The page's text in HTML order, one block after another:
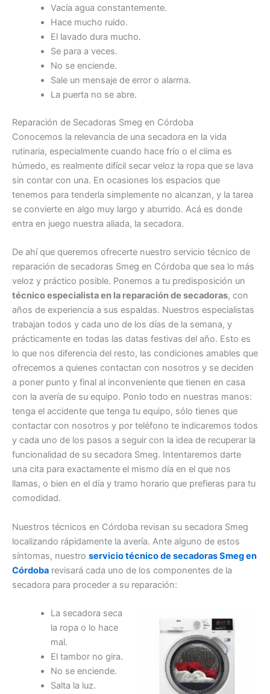
Vacía agua constantemente.
Hace mucho ruido.
El lavado dura mucho.
Se para a veces.
No se enciende.
Sale un mensaje de error o alarma.
La puerta no se abre.
Reparación de Secadoras Smeg en Córdoba
Conocemos la relevancia de una secadora en la vida
rutinaria, especialmente cuando hace frío o el clima es
húmedo, es realmente difícil secar veloz la ropa que se lava
sin contar con una. En ocasiones los espacios que
tenemos para tenderla simplemente no alcanzan, y la tarea
se convierte en algo muy largo y aburrido. Acá es donde
entra en juego nuestra aliada, la secadora.
De ahí que queremos ofrecerte nuestro servicio técnico de
reparación de secadoras Smeg en Córdoba que sea lo más
veloz y práctico posible. Ponemos a tu predisposición un
técnico especialista en la reparación de secadoras, con
años de experiencia a sus espaldas. Nuestros especialistas
trabajan todos y cada uno de los días de la semana, y
prácticamente en todas las datas festivas del año. Esto es
lo que nos diferencia del resto, las condiciones amables que
ofrecemos a quienes contactan con nosotros y se deciden
a poner punto y final al inconveniente que tienen en casa
con la avería de su equipo. Ponlo todo en nuestras manos:
tenga el accidente que tenga tu equipo, sólo tienes que
contactar con nosotros y por teléfono te indicaremos todos
y cada uno de los pasos a seguir con la idea de recuperar la
funcionalidad de su secadora Smeg. Intentaremos darte
una cita para exactamente el mismo día en el que nos
llamas, o bien en el día y tramo horario que prefieras para tu
comodidad.
Nuestros técnicos en Córdoba revisan su secadora Smeg
localizando rápidamente la avería. Ante alguno de estos
síntomas, nuestro servicio técnico de secadoras Smeg en
Córdoba revisará cada uno de los componentes de la
secadora para proceder a su reparación:
La secadora seca
la ropa o lo hace
mal.
El tambor no gira.
No se enciende.
Salta la luz.